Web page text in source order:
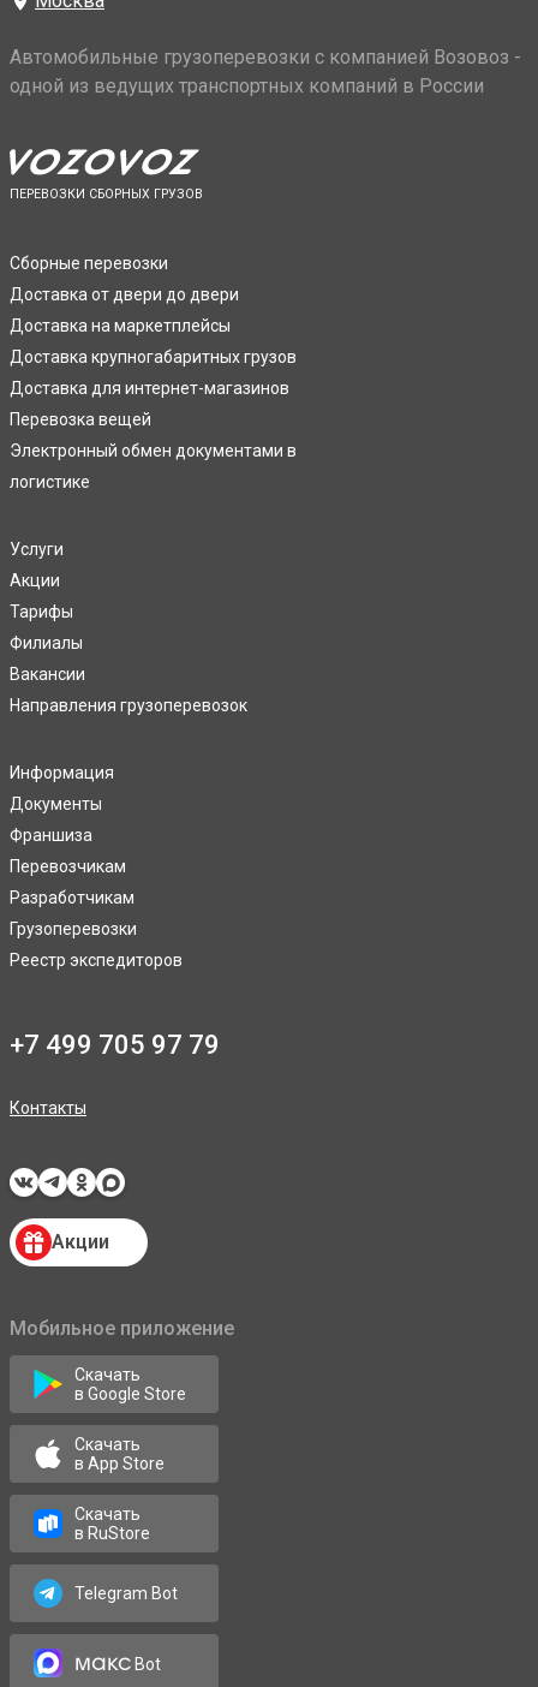
Автомобильные грузоперевозки с компанией Возовоз -
одной из ведущих транспортных компаний в России
ПЕРЕВОЗКИ СБОРНЫХ ГРУЗОВ
Сборные перевозки
Доставка от двери до двери
Доставка на маркетплейсы
Доставка крупногабаритных грузов
Доставка для интернет-магазинов
Перевозка вещей
Электронный обмен документами в
логистике
Услуги
Акции
Тарифы
Филиалы
Вакансии
Направления грузоперевозок
Информация
Документы
Франшиза
Перевозчикам
Разработчикам
Грузоперевозки
Реестр экспедиторов
+7 499 705 97 79
Контакты
Акции
Мобильное приложение
Скачать
в Google Store
Скачать
в App Store
Скачать
в RuStore
Telegram Bot
максBot